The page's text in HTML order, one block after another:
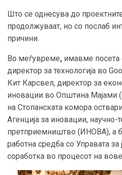
Што се однесува до
продолжуваат, но со послаб
причини.
Во меѓувреме, имавме посета
директор за технологија во
Кит Карсвел, директор за
иновации во Општина Мајами
на Стопанската комора
Агенција за иновации, научно-
претприемништво (ИНОВА), а
работна средба со Управата за
соработка во процесот на